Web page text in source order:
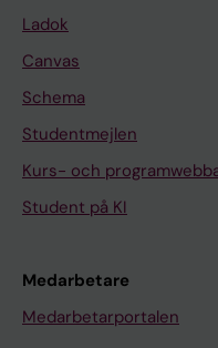
Ladok
Canvas
Schema
Studentmejlen
Kurs- och
Student på KI
Medarbetare
Medarbetarportalen